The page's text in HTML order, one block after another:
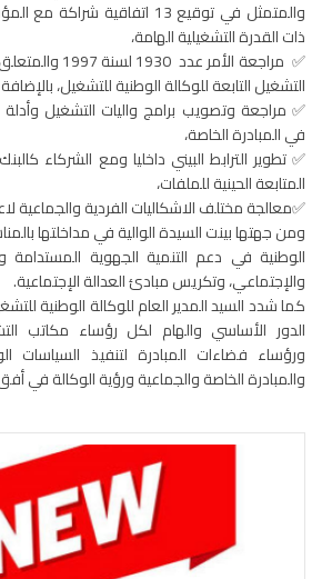
والمتمثل في توقيع 13 اتفاقية
ذات القدرة التشغيلية الهامة،
✅ مراجعة الأمر
التشغيل التابعة للوكالة الوطنية للتشغيل،
✅ مراجعة وتصويب برامج واليات التشغيل وأدلة
في المبادرة الخاصة،
✅ تطوير الترابط البيني داخليا ومع الشركاء
المتابعة الحينية للملفات،
✅معالجة مختلف الاشكاليات الفردية والجماعية
ومن جهتها بينت السيدة الوالية في مداخلتها
الوطنية في دعم التنمية الجهوية المستدامة
والإجتماعي، وتكريس مبادئ العدالة الإجتماعية.
كما شدد السيد المدير العام للوكالة الوطنية
الدور الأساسي والهام لكل رؤساء مكاتب
ورؤساء فضاءات المبادرة لتنفيذ السياسات
والمبادرة الخاصة والجماعية ورؤية الوكالة في أفق